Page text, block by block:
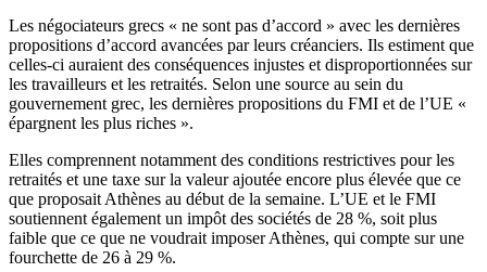
Les négociateurs grecs « ne sont pas d’accord » avec les dernières
propositions d’accord avancées par leurs créanciers. Ils estiment que
celles-ci auraient des conséquences injustes et disproportionnées sur
les travailleurs et les retraités. Selon une source au sein du
gouvernement grec, les dernières propositions du FMI et de l’UE «
épargnent les plus riches ».
Elles comprennent notamment des conditions restrictives pour les
retraités et une taxe sur la valeur ajoutée encore plus élevée que ce
que proposait Athènes au début de la semaine. L’UE et le FMI
soutiennent également un impôt des sociétés de 28 %, soit plus
faible que ce que ne voudrait imposer Athènes, qui compte sur une
fourchette de 26 à 29 %.